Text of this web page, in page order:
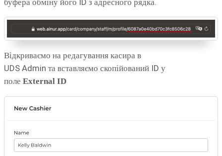
буфера обміну його ID з адресного рядка.
Відкриваємо на редагування касира в
UDS Admin та вставляємо скопійований ID у
поле External ID